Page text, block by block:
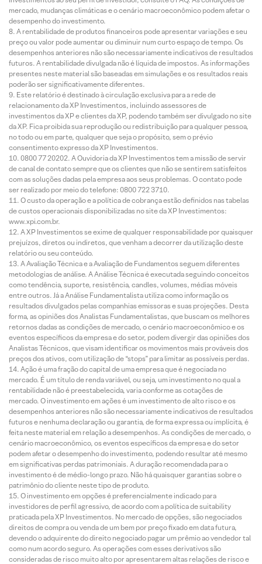
mercado, mudanças climáticas e o cenário macroeconômico podem afetar o
desempenho do investimento.
A rentabilidade de produtos financeiros pode apresentar variações e seu
preço ou valor pode aumentar ou diminuir num curto espaço de tempo. Os
desempenhos anteriores não são necessariamente indicativos de resultados
futuros. A rentabilidade divulgada não é líquida de impostos. As informações
presentes neste material são baseadas em simulações e os resultados reais
poderão ser significativamente diferentes.
Este relatório é destinado à circulação exclusiva para a rede de
relacionamento da XP Investimentos, incluindo assessores de
investimentos da XP e clientes da XP, podendo também ser divulgado no site
da XP. Fica proibida sua reprodução ou redistribuição para qualquer pessoa,
no todo ou em parte, qualquer que seja o propósito, sem o prévio
consentimento expresso da XP Investimentos.
0800 77 20202. A Ouvidoria da XP Investimentos tem a missão de servir
de canal de contato sempre que os clientes que não se sentirem satisfeitos
com as soluções dadas pela empresa aos seus problemas. O contato pode
ser realizado por meio do telefone: 0800 722 3710.
O custo da operação e a política de cobrança estão definidos nas tabelas
de custos operacionais disponibilizadas no site da XP Investimentos:
www.xpi.com.br.
A XP Investimentos se exime de qualquer responsabilidade por quaisquer
prejuízos, diretos ou indiretos, que venham a decorrer da utilização deste
relatório ou seu conteúdo.
A Avaliação Técnica e a Avaliação de Fundamentos seguem diferentes
metodologias de análise. A Análise Técnica é executada seguindo conceitos
como tendência, suporte, resistência, candles, volumes, médias móveis
entre outros. Já a Análise Fundamentalista utiliza como informação os
resultados divulgados pelas companhias emissoras e suas projeções. Desta
forma, as opiniões dos Analistas Fundamentalistas, que buscam os melhores
retornos dadas as condições de mercado, o cenário macroeconômico e os
eventos específicos da empresa e do setor, podem divergir das opiniões dos
Analistas Técnicos, que visam identificar os movimentos mais prováveis dos
preços dos ativos, com utilização de “stops” para limitar as possíveis perdas.
Ação é uma fração do capital de uma empresa que é negociada no
mercado. É um título de renda variável, ou seja, um investimento no qual a
rentabilidade não é preestabelecida, varia conforme as cotações de
mercado. O investimento em ações é um investimento de alto risco e os
desempenhos anteriores não são necessariamente indicativos de resultados
futuros e nenhuma declaração ou garantia, de forma expressa ou implícita, é
feita neste material em relação a desempenhos. As condições de mercado, o
cenário macroeconômico, os eventos específicos da empresa e do setor
podem afetar o desempenho do investimento, podendo resultar até mesmo
em significativas perdas patrimoniais. A duração recomendada para o
investimento é de médio-longo prazo. Não há quaisquer garantias sobre o
patrimônio do cliente neste tipo de produto.
O investimento em opções é preferencialmente indicado para
investidores de perfil agressivo, de acordo com a política de suitability
praticada pela XP Investimentos. No mercado de opções, são negociados
direitos de compra ou venda de um bem por preço fixado em data futura,
devendo o adquirente do direito negociado pagar um prêmio ao vendedor tal
como num acordo seguro. As operações com esses derivativos são
consideradas de risco muito alto por apresentarem altas relações de risco e